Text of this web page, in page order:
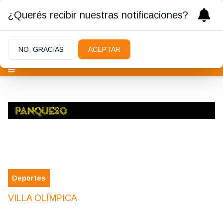
Deportes
VILLA OLÍMPICA
¿Querés recibir nuestras notificaciones?
NO, GRACIAS ACEPTAR